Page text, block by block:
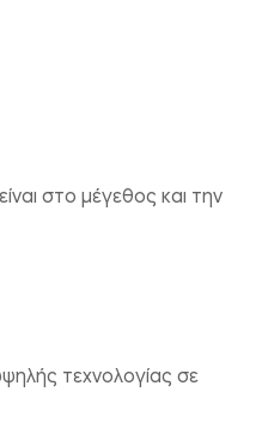
στο μέγεθος και την
τεχνολογίας σε